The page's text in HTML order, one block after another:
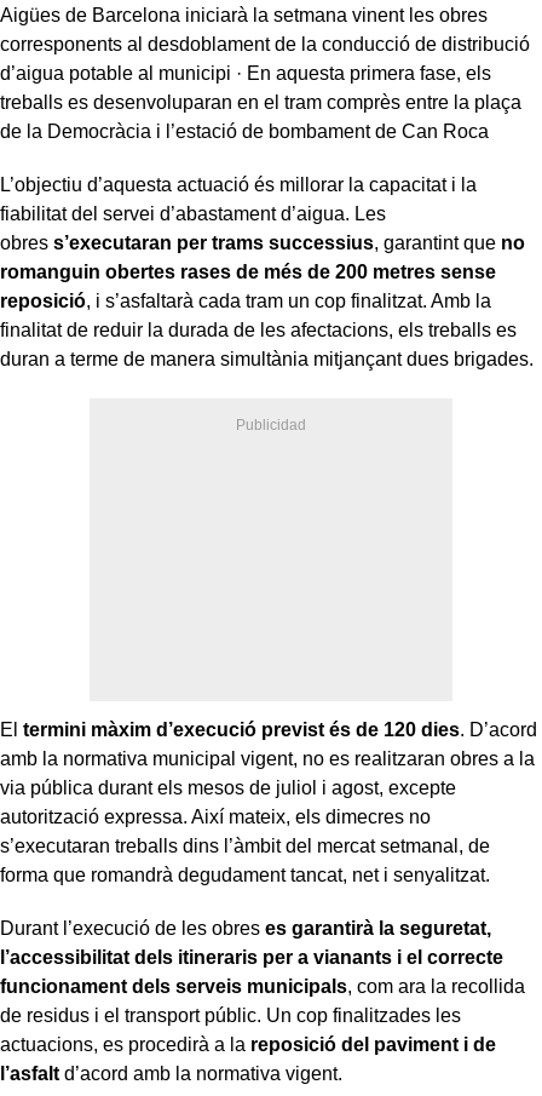
Aigües de Barcelona iniciarà la setmana vinent les obres
corresponents al desdoblament de la conducció de distribució
d’aigua potable al municipi · En aquesta primera fase, els
treballs es desenvoluparan en el tram comprès entre la plaça
de la Democràcia i l’estació de bombament de Can Roca
L’objectiu d’aquesta actuació és millorar la capacitat i la
fiabilitat del servei d’abastament d’aigua. Les
obres s’executaran per trams successius, garantint que no
romanguin obertes rases de més de 200 metres sense
reposició, i s’asfaltarà cada tram un cop finalitzat. Amb la
finalitat de reduir la durada de les afectacions, els treballs es
duran a terme de manera simultània mitjançant dues brigades.
El termini màxim d’execució previst és de 120 dies. D’acord
amb la normativa municipal vigent, no es realitzaran obres a la
via pública durant els mesos de juliol i agost, excepte
autorització expressa. Així mateix, els dimecres no
s’executaran treballs dins l’àmbit del mercat setmanal, de
forma que romandrà degudament tancat, net i senyalitzat.
Durant l’execució de les obres es garantirà la seguretat,
l’accessibilitat dels itineraris per a vianants i el correcte
funcionament dels serveis municipals, com ara la recollida
de residus i el transport públic. Un cop finalitzades les
actuacions, es procedirà a la reposició del paviment i de
l’asfalt d’acord amb la normativa vigent.